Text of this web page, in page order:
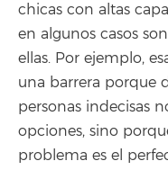
chicas con altas
en algunos casos
ellas. Por ejemplo,
una barrera porque
personas indecisas
opciones, sino
problema es el